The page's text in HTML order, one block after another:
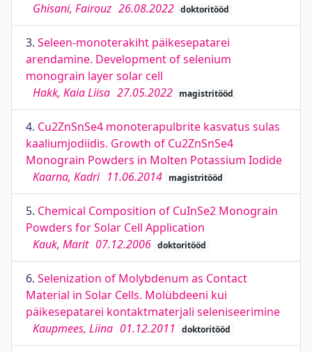
Ghisani, Fairouz 26.08.2022 doktoritööd
3. Seleen-monoterakiht päikesepatarei
arendamine. Development of selenium
monograin layer solar cell
Hakk, Kaia Liisa 27.05.2022 magistritööd
4. Cu2ZnSnSe4 monoterapulbrite kasvatus sulas
kaaliumjodiidis. Growth of Cu2ZnSnSe4
Monograin Powders in Molten Potassium Iodide
Kaarna, Kadri 11.06.2014 magistritööd
5. Chemical Composition of CuInSe2 Monograin
Powders for Solar Cell Application
Kauk, Marit 07.12.2006 doktoritööd
6. Selenization of Molybdenum as Contact
Material in Solar Cells. Molübdeeni kui
päikesepatarei kontaktmaterjali seleniseerimine
Kaupmees, Liina 01.12.2011 doktoritööd